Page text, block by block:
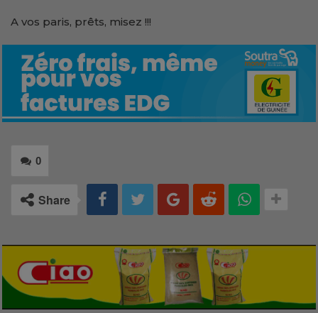
A vos paris, prêts, misez !!!
0
Share